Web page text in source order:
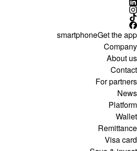
smartphoneGet the app
Company
About us
Contact
For partners
News
Platform
Wallet
Remittance
Visa card